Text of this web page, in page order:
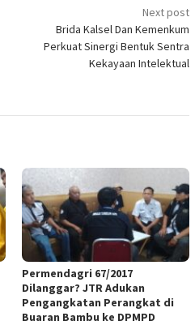
Next post
Brida Kalsel Dan Kemenkum
Perkuat Sinergi Bentuk Sentra
Kekayaan Intelektual
Permendagri 67/2017
Dilanggar? JTR Adukan
Pengangkatan Perangkat di
Buaran Bambu ke DPMPD